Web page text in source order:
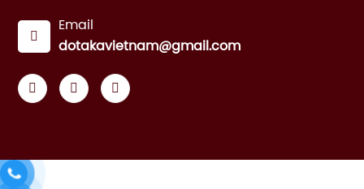
Email
dotakavietnam@gmail.com